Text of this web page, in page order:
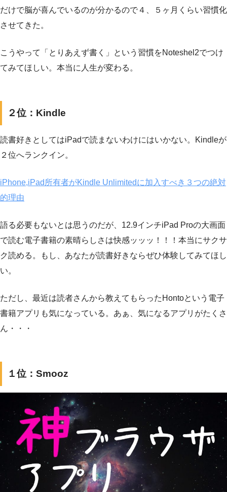
だけで脳が喜んでいるのが分かるので４、５ヶ月くらい習慣化
させてきた。
こうやって「とりあえず書く」という習慣をNoteshel2でつけ
てみてほしい。本当に人生が変わる。
２位：Kindle
読書好きとしてはiPadで読まないわけにはいかない。Kindleが
２位へランクイン。
iPhone,iPad所有者がKindle Unlimitedに加入すべき３つの絶対
的理由
語る必要もないとは思うのだが、12.9インチiPad Proの大画面
で読む電子書籍の素晴らしさは快感ッッッ！！！本当にサクサ
ク読める。もし、あなたが読書好きならぜひ体験してみてほし
い。
ただし、最近は読者さんから教えてもらったHontoという電子
書籍アプリも気になっている。あぁ、気になるアプリがたくさ
ん・・・
１位：Smooz